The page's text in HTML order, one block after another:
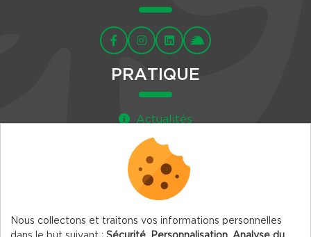
PRATIQUE
Actualités
Agenda
Newsletter
Nous collectons et traitons vos informations personnelles